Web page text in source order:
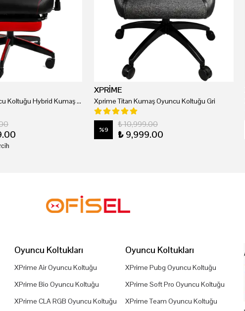
Xprime Tyler Oyuncu Koltuğu Hybrid Kumaş Kırmızı
XPRİME
Xprime Titan Kumaş Oyuncu Koltuğu Gri
%9
₺ 10,999.00
₺ 9,999.00
Oyuncu Koltukları
XPrime Air Oyuncu Koltuğu
XPrime Bio Oyuncu Koltuğu
XPrime CLA RGB Oyuncu Koltuğu
Oyuncu Koltukları
XPrime Pubg Oyuncu Koltuğu
XPrime Soft Pro Oyuncu Koltuğu
XPrime Team Oyuncu Koltuğu